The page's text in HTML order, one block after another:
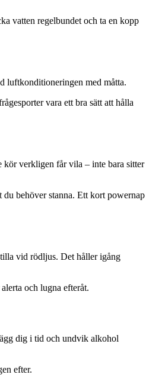
vatten regelbundet och ta en kopp
luftkonditioneringen med måtta.
vara ett bra sätt att hålla
verkligen får vila – inte bara sitter
du behöver stanna. Ett kort powernap
vid rödljus. Det håller igång
och lugna efteråt.
dig i tid och undvik alkohol
efter.